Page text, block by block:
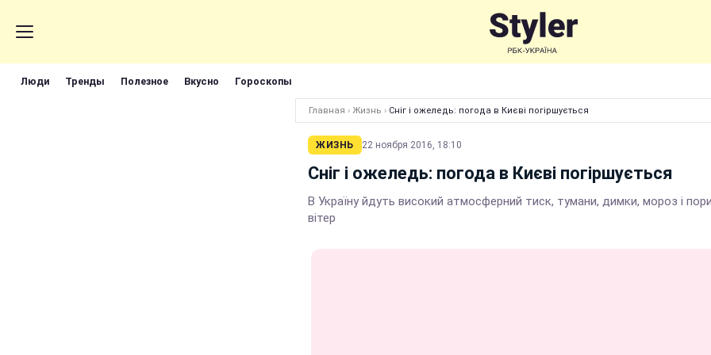
Люди Тренды Полезное Вкусно Гороскопы
Главная › Жизнь › Сніг і ожеледь: погода в Києві погіршується
ЖИЗНЬ 22 ноября 2016, 18:10
Сніг і ожеледь: погода в Києві погіршується
В Україну йдуть високий атмосферний тиск, тумани, димки, мороз і
вітер